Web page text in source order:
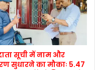
सूची में नाम और
सुधारने का मौकाः 5.47